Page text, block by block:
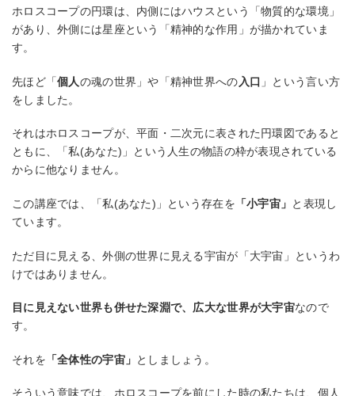
ホロスコープの円環は、内側にはハウスという「物質的な環境」
があり、外側には星座という「精神的な作用」が描かれていま
す。
先ほど「個人の魂の世界」や「精神世界への 入口 」という言い方
をしました。
それはホロスコープが、平面・二次元に表された円環図であると
ともに、「私(あなた)」という人生の物語の枠が表現されている
からに他なりません。
この講座では、「私(あなた)」という存在を 「小宇宙」 と表現し
ています。
ただ目に見える、外側の世界に見える宇宙が「大宇宙」というわ
けではありません。
目に見えない世界も併せた深淵で、広大な世界が大宇宙なので
す。
それを 「全体性の宇宙」 としましょう。
そういう意味では、ホロスコープを前にした時の私たちは、個人